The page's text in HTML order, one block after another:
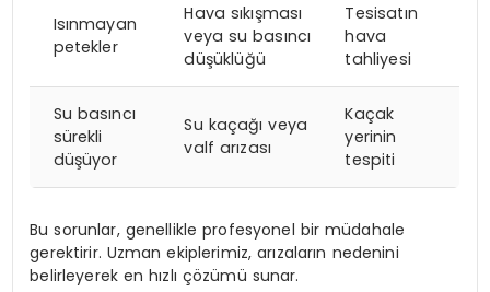
Isınmayan
petekler
Hava sıkışması
veya su basıncı
düşüklüğü
Tesisatın
hava
tahliyesi
Su basıncı
sürekli
düşüyor
Su kaçağı veya
valf arızası
Kaçak
yerinin
tespiti
Bu sorunlar, genellikle profesyonel bir müdahale
gerektirir. Uzman ekiplerimiz, arızaların nedenini
belirleyerek en hızlı çözümü sunar.